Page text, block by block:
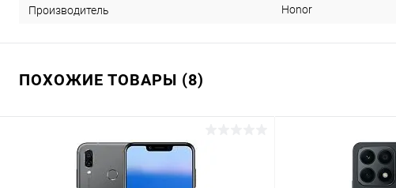
Производитель Honor
ПОХОЖИЕ ТОВАРЫ (8)